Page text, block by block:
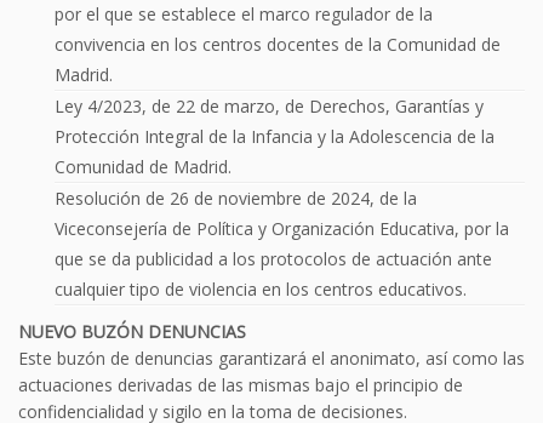
por el que se establece el marco regulador de la
convivencia en los centros docentes de la Comunidad de
Madrid.
Ley 4/2023, de 22 de marzo, de Derechos, Garantías y
Protección Integral de la Infancia y la Adolescencia de la
Comunidad de Madrid.
Resolución de 26 de noviembre de 2024, de la
Viceconsejería de Política y Organización Educativa, por la
que se da publicidad a los protocolos de actuación ante
cualquier tipo de violencia en los centros educativos.
NUEVO BUZÓN DENUNCIAS
Este buzón de denuncias garantizará el anonimato, así como las
actuaciones derivadas de las mismas bajo el principio de
confidencialidad y sigilo en la toma de decisiones.